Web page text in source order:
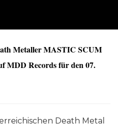
Metaller MASTIC SCUM
MDD Records für den 07.
Death Metal